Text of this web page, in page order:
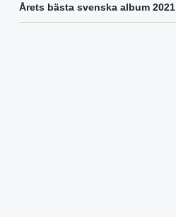
Årets bästa svenska album 2021